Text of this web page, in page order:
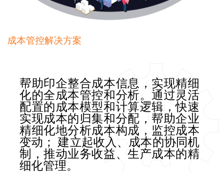
成本管控解决方案
帮助印企整合成本信息，实现精细
化的全成本管控和分析。通过灵活
配置的成本模型和计算逻辑，快速
实现成本的归集和分配，帮助企业
精细化地分析成本构成，监控成本
变动； 建立起收入、成本的协同机
制，推动业务收益、生产成本的精
细化管理。